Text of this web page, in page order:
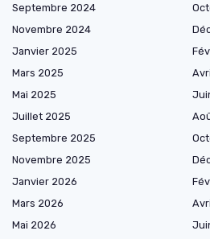
Septembre 2024
Novembre 2024
Janvier 2025
Mars 2025
Mai 2025
Juillet 2025
Septembre 2025
Novembre 2025
Janvier 2026
Mars 2026
Mai 2026